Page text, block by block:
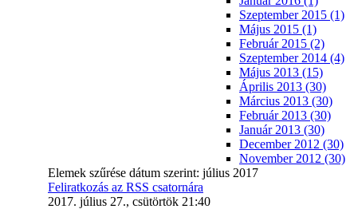
Szeptember 2015 (1)
Május 2015 (1)
Február 2015 (2)
Szeptember 2014 (4)
Május 2013 (15)
Április 2013 (30)
Március 2013 (30)
Február 2013 (30)
Január 2013 (30)
December 2012 (30)
November 2012 (30)
Elemek szűrése dátum szerint: július 2017
Feliratkozás az RSS csatornára
2017. július 27., csütörtök 21:40